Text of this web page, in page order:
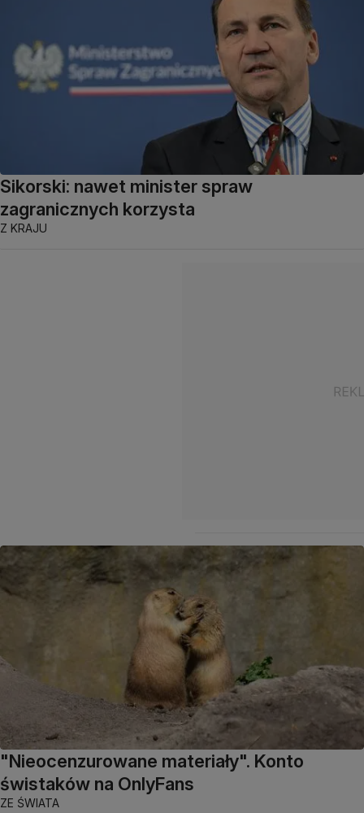
Sikorski: nawet minister spraw
zagranicznych korzysta
Z KRAJU
"Nieocenzurowane materiały". Konto
świstaków na OnlyFans
ZE ŚWIATA